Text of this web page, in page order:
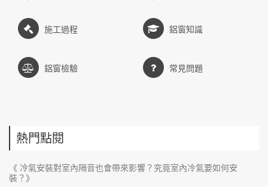
施工過程 鋁窗知識
鋁窗檢驗 常見問題
熱門點閱
《 冷氣安裝對室內隔音也會帶來影響？究竟室內冷氣要如何安
裝？》